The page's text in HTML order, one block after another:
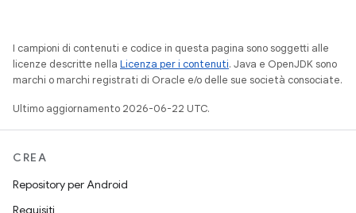
I campioni di contenuti e codice in questa pagina sono soggetti alle
licenze descritte nella Licenza per i contenuti. Java e OpenJDK sono
marchi o marchi registrati di Oracle e/o delle sue società consociate.
Ultimo aggiornamento 2026-06-22 UTC.
CREA
Repository per Android
Requisiti